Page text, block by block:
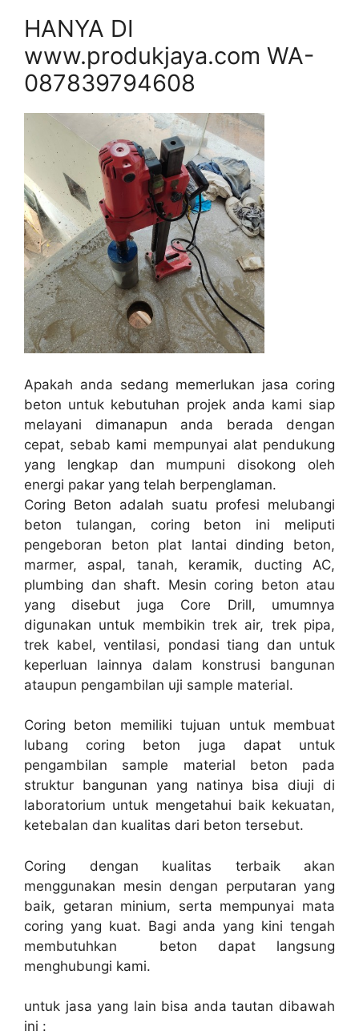
HANYA DI
www.produkjaya.com WA-
087839794608
Apakah anda sedang memerlukan jasa coring
beton untuk kebutuhan projek anda kami siap
melayani dimanapun anda berada dengan
cepat, sebab kami mempunyai alat pendukung
yang lengkap dan mumpuni disokong oleh
energi pakar yang telah berpenglaman.
Coring Beton adalah suatu profesi melubangi
beton tulangan, coring beton ini meliputi
pengeboran beton plat lantai dinding beton,
marmer, aspal, tanah, keramik, ducting AC,
plumbing dan shaft. Mesin coring beton atau
yang disebut juga Core Drill, umumnya
digunakan untuk membikin trek air, trek pipa,
trek kabel, ventilasi, pondasi tiang dan untuk
keperluan lainnya dalam konstrusi bangunan
ataupun pengambilan uji sample material.
Coring beton memiliki tujuan untuk membuat
lubang coring beton juga dapat untuk
pengambilan sample material beton pada
struktur bangunan yang natinya bisa diuji di
laboratorium untuk mengetahui baik kekuatan,
ketebalan dan kualitas dari beton tersebut.
Coring dengan kualitas terbaik akan
menggunakan mesin dengan perputaran yang
baik, getaran minium, serta mempunyai mata
coring yang kuat. Bagi anda yang kini tengah
membutuhkan beton dapat langsung
menghubungi kami.
untuk jasa yang lain bisa anda tautan dibawah
ini :